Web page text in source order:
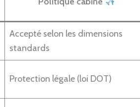
Accepté selon les dimensions
standards
Protection légale (loi DOT)